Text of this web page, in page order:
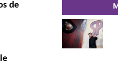
de